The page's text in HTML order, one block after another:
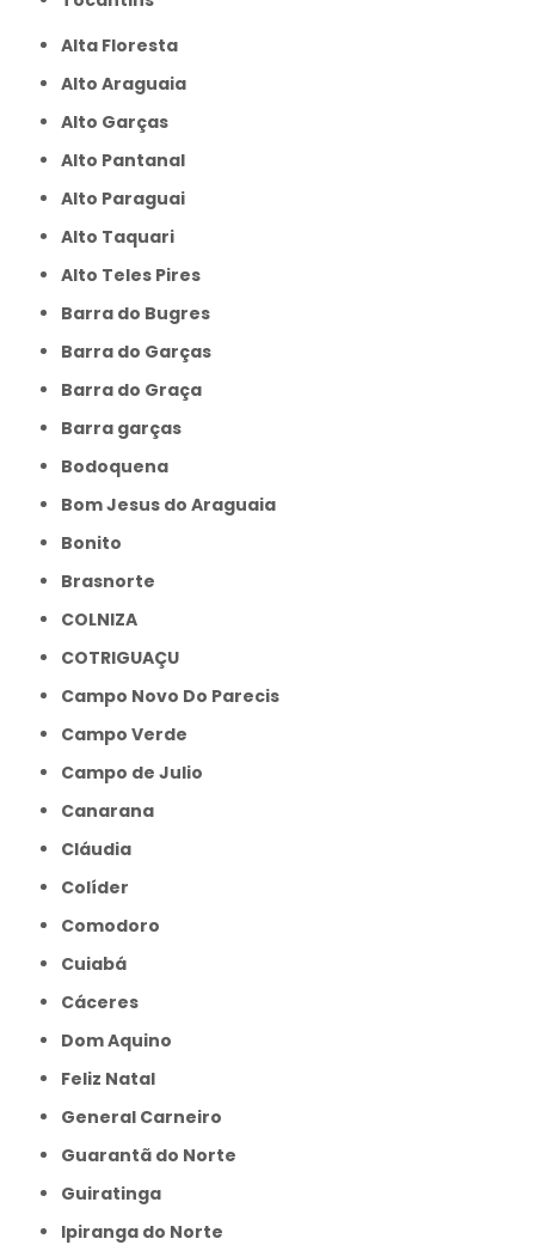
Alta Floresta
Alto Araguaia
Alto Garças
Alto Pantanal
Alto Paraguai
Alto Taquari
Alto Teles Pires
Barra do Bugres
Barra do Garças
Barra do Graça
Barra garças
Bodoquena
Bom Jesus do Araguaia
Bonito
Brasnorte
COLNIZA
COTRIGUAÇU
Campo Novo Do Parecis
Campo Verde
Campo de Julio
Canarana
Cláudia
Colíder
Comodoro
Cuiabá
Cáceres
Dom Aquino
Feliz Natal
General Carneiro
Guarantã do Norte
Guiratinga
Ipiranga do Norte